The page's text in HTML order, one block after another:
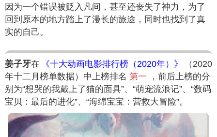
因为一个错误被贬入凡间，甚至还丧失了神力，为了
回到原本的地方踏上了漫长的旅途，同时也找到了真
实的自己。
姜子牙在 《十大动画电影排行榜（2020年）》
（2020
年十二月榜单数据）中上榜排名 第一
，前后上榜的分
别为“想哭的我戴上了猫的面具”、“萌宠流浪记”、“数码
宝贝：最后的进化”、“海绵宝宝：营救大冒险”。